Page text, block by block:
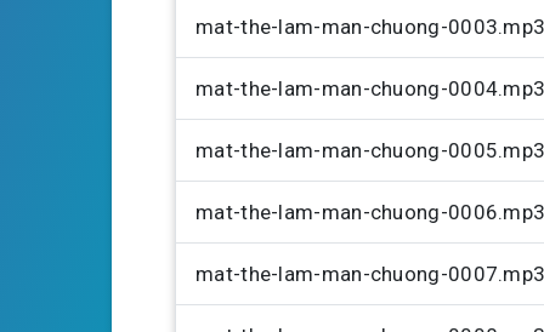
mat-the-lam-man-chuong-0003.mp3
mat-the-lam-man-chuong-0004.mp3
mat-the-lam-man-chuong-0005.mp3
mat-the-lam-man-chuong-0006.mp3
mat-the-lam-man-chuong-0007.mp3